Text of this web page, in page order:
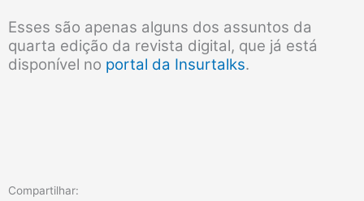
Esses são apenas alguns dos assuntos da
quarta edição da revista digital, que já está
disponível no portal da Insurtalks.
Compartilhar: